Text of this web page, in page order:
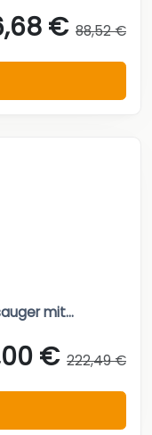
€ 88,52 €
mit...
€ 222,49 €